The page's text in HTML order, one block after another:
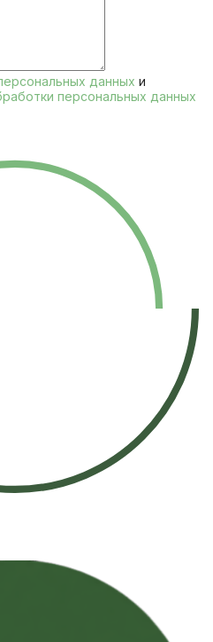
данных и
персональных данных